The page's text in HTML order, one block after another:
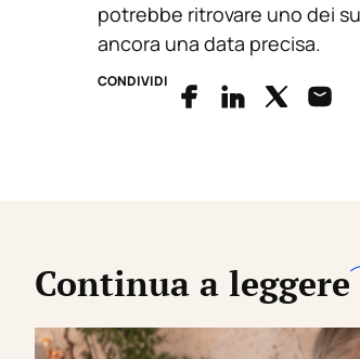
potrebbe ritrovare uno dei
ancora una data precisa.
CONDIVIDI
Continua a leggere